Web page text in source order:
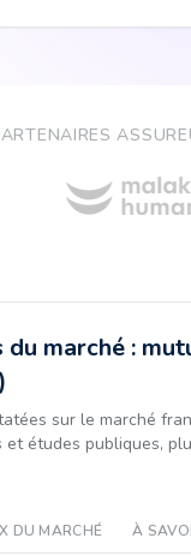
du marché :
sur le marché
et études publiques,
DU MARCHÉ À